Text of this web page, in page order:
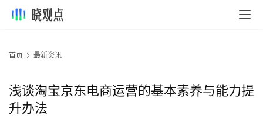
首页 最新资讯
浅谈淘宝京东电商运营的基本素养与能力提
升办法